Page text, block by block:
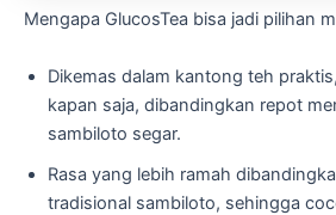
Mengapa GlucosTea bisa jadi pilihan
Dikemas dalam kantong teh
kapan saja, dibandingkan repot
sambiloto segar.
Rasa yang lebih ramah
tradisional sambiloto, sehingga